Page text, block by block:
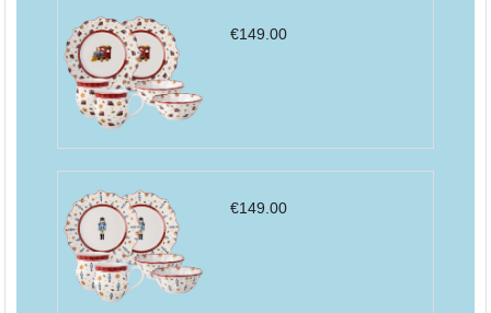
€149.00
€149.00